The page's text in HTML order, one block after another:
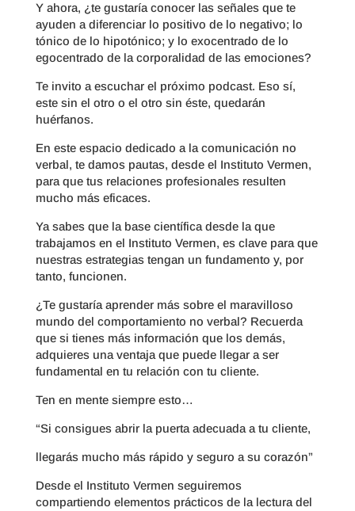
Y ahora, ¿te gustaría conocer las señales que te
ayuden a diferenciar lo positivo de lo negativo; lo
tónico de lo hipotónico; y lo exocentrado de lo
egocentrado de la corporalidad de las emociones?
Te invito a escuchar el próximo podcast. Eso sí,
este sin el otro o el otro sin éste, quedarán
huérfanos.
En este espacio dedicado a la comunicación no
verbal, te damos pautas, desde el Instituto Vermen,
para que tus relaciones profesionales resulten
mucho más eficaces.
Ya sabes que la base científica desde la que
trabajamos en el Instituto Vermen, es clave para que
nuestras estrategias tengan un fundamento y, por
tanto, funcionen.
¿Te gustaría aprender más sobre el maravilloso
mundo del comportamiento no verbal? Recuerda
que si tienes más información que los demás,
adquieres una ventaja que puede llegar a ser
fundamental en tu relación con tu cliente.
Ten en mente siempre esto…
“Si consigues abrir la puerta adecuada a tu cliente,
llegarás mucho más rápido y seguro a su corazón”
Desde el Instituto Vermen seguiremos
compartiendo elementos prácticos de la lectura del